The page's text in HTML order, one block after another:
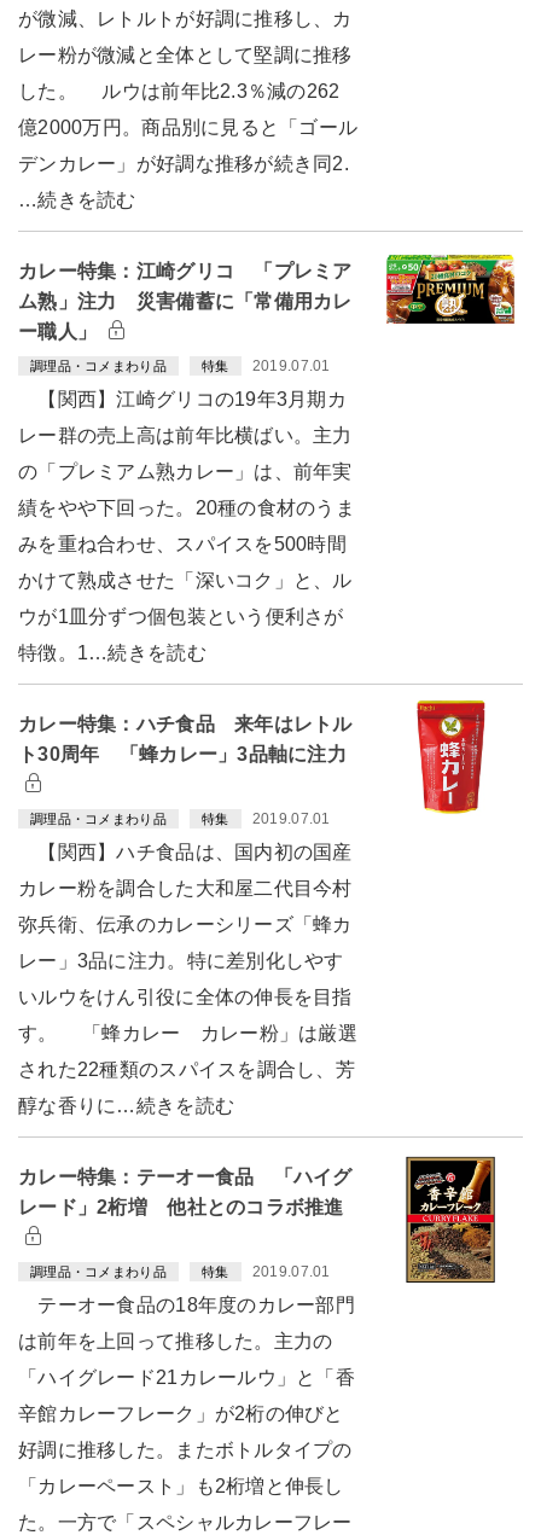
が微減、レトルトが好調に推移し、カ
レー粉が微減と全体として堅調に推移
した。 ルウは前年比2.3％減の262
億2000万円。商品別に見ると「ゴール
デンカレー」が好調な推移が続き同2.
…続きを読む
カレー特集：江崎グリコ 「プレミア
ム熟」注力 災害備蓄に「常備用カレ
ー職人」
調理品・コメまわり品 特集 2019.07.01
【関西】江崎グリコの19年3月期カ
レー群の売上高は前年比横ばい。主力
の「プレミアム熟カレー」は、前年実
績をやや下回った。20種の食材のうま
みを重ね合わせ、スパイスを500時間
かけて熟成させた「深いコク」と、ル
ウが1皿分ずつ個包装という便利さが
特徴。1…続きを読む
カレー特集：ハチ食品 来年はレトル
ト30周年 「蜂カレー」3品軸に注力
調理品・コメまわり品 特集 2019.07.01
【関西】ハチ食品は、国内初の国産
カレー粉を調合した大和屋二代目今村
弥兵衛、伝承のカレーシリーズ「蜂カ
レー」3品に注力。特に差別化しやす
いルウをけん引役に全体の伸長を目指
す。 「蜂カレー カレー粉」は厳選
された22種類のスパイスを調合し、芳
醇な香りに…続きを読む
カレー特集：テーオー食品 「ハイグ
レード」2桁増 他社とのコラボ推進
調理品・コメまわり品 特集 2019.07.01
テーオー食品の18年度のカレー部門
は前年を上回って推移した。主力の
「ハイグレード21カレールウ」と「香
辛館カレーフレーク」が2桁の伸びと
好調に推移した。またボトルタイプの
「カレーペースト」も2桁増と伸長し
た。一方で「スペシャルカレーフレー